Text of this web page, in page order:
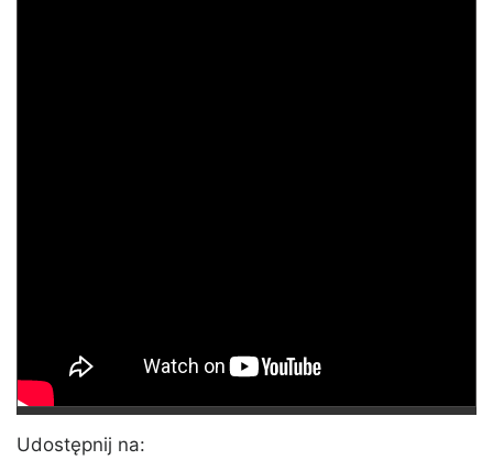
Udostępnij na: